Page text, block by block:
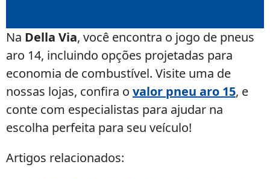
Na Della Via, você encontra o jogo de pneus
aro 14, incluindo opções projetadas para
economia de combustível. Visite uma de
nossas lojas, confira o valor pneu aro 15, e
conte com especialistas para ajudar na
escolha perfeita para seu veículo!
Artigos relacionados: